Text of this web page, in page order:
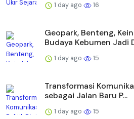
1 day ago 16
Geopark, Benteng,
Budaya Kebumen Jadi
1 day ago 15
Transformasi
sebagai Jalan Baru P...
1 day ago 15